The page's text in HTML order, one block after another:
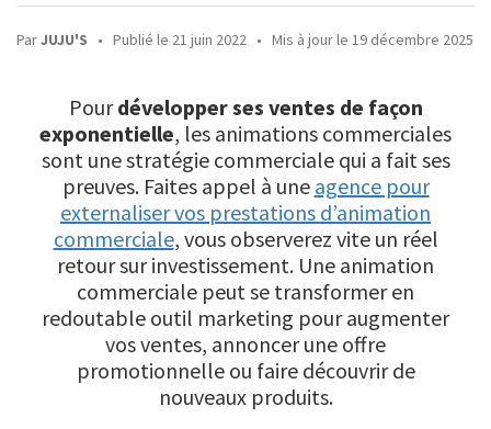
ParJUJU'S • Publié le 21 juin 2022 • Mis à jour le 19 décembre 2025
Pourdévelopper ses ventes de façon
exponentielle, les animations commerciales
sont une stratégie commerciale qui a fait ses
preuves. Faites appel à une agence pour
externaliser vos prestations d’animation
commerciale, vous observerez vite un réel
retour sur investissement. Une animation
commerciale peut se transformer en
redoutable outil marketing pour augmenter
vos ventes, annoncer une offre
promotionnelle ou faire découvrir de
nouveaux produits.